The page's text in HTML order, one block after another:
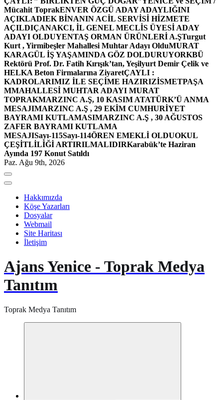
Mücahit ToprakENVER ÖZGÜ ADAY ADAYLIĞINI
AÇIKLADIEK BİNANIN ACİL SERVİSİ HİZMETE
AÇILDIÇANAKCI, İL GENEL MECLİS ÜYESİ ADAY
ADAYI OLDUYENTAŞ ORMAN ÜRÜNLERİ A.ŞTurgut
Kurt , Yirmibeşler Mahallesi Muhtar Adayı OlduMURAT
KARAGÜL İŞ YAŞAMINDA GÖZ DOLDURUYORKBÜ
Rektörü Prof. Dr. Fatih Kırışık’tan, Yeşilyurt Demir Çelik ve
HELKA Beton Firmalarına ZiyaretÇAYLI :
KADROLARIMIZ İLE SEÇİME HAZIRIZİSMETPAŞA
MMAHALLESİ MUHTAR ADAYI MURAT
TOPRAKMARZINC A.Ş, 10 KASIM ATATÜRK’Ü ANMA
MESAJIMARZINC A.Ş , 29 EKİM CUMHURİYET
BAYRAMI KUTLAMASIMARZINC A.Ş , 30 AĞUSTOS
ZAFER BAYRAMI KUTLAMA
MESAJISayı-115Sayı-114ÖREN EMEKLİ OLDUOKUL
ÇEŞİTLİLİĞİ ARTIRILMALIDIRKarabük’te Haziran
Ayında 197 Konut Satıldı
Paz. Ağu 9th, 2026
Hakkımızda
Köşe Yazarları
Dosyalar
Webmail
Site Haritası
İletişim
Ajans Yenice - Toprak Medya
Tanıtım
Toprak Medya Tanıtım